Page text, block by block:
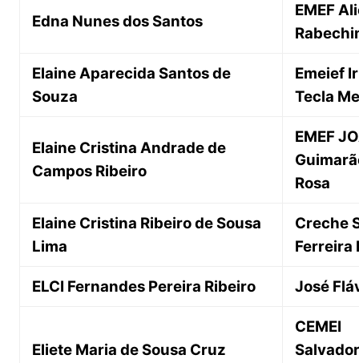
Edna Nunes dos Santos
EMEF
Elaine Aparecida Santos de
Souza
Emeief
Tecla
Elaine Cristina Andrade de
Campos Ribeiro
EMEF
Rosa
Elaine Cristina Ribeiro de Sousa
Lima
Creche
Ferreira
ELCI Fernandes Pereira Ribeiro José
Eliete Maria de Sousa Cruz
CEMEI
Salvador